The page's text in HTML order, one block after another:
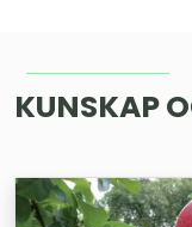
KUNSKAP